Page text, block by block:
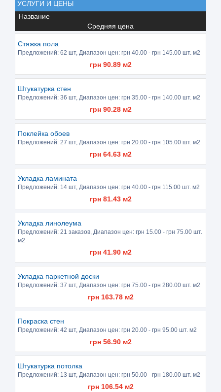
УСЛУГИ И ЦЕНЫ
Название
Средняя цена
Стяжка пола
Предложений: 62 шт, Диапазон цен: грн 40.00 - грн 145.00 шт. м2
грн 90.89м2
Штукатурка стен
Предложений: 36 шт, Диапазон цен: грн 35.00 - грн 140.00 шт. м2
грн 90.28м2
Поклейка обоев
Предложений: 27 шт, Диапазон цен: грн 20.00 - грн 105.00 шт. м2
грн 64.63м2
Укладка ламината
Предложений: 14 шт, Диапазон цен: грн 40.00 - грн 115.00 шт. м2
грн 81.43м2
Укладка линолеума
Предложений: 21 заказов , Диапазон цен: грн 15.00 - грн 75.00 шт.
м2
грн 41.90м2
Укладка паркетной доски
Предложений: 37 шт, Диапазон цен: грн 75.00 - грн 280.00 шт. м2
грн 163.78м2
Покраска стен
Предложений: 42 шт, Диапазон цен: грн 20.00 - грн 95.00 шт. м2
грн 56.90м2
Штукатурка потолка
Предложений: 13 шт, Диапазон цен: грн 50.00 - грн 180.00 шт. м2
грн 106.54м2